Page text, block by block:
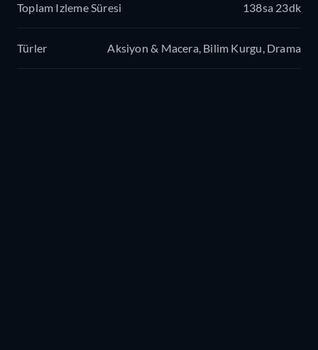
Toplam Izleme Süresi 138sa 23dk
Türler Aksiyon & Macera, Bilim Kurgu, Drama